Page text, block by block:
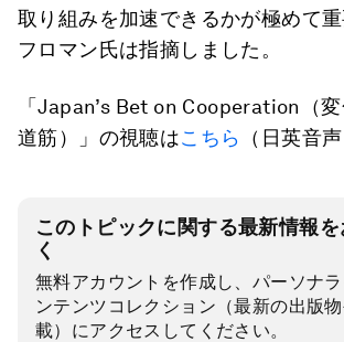
取り組みを加速できるかが極めて重
フロマン氏は指摘しました。
「Japan’s Bet on Cooperation（
道筋）」の視聴はこちら （日英音声
このトピックに関する最新情報
く
無料アカウントを作成し、パーソナ
ンテンツコレクション（最新の出版
載）にアクセスしてください。